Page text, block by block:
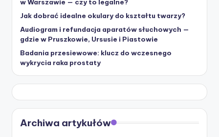
w Warszawie — czy to legalne?
Jak dobrać idealne okulary do kształtu twarzy?
Audiogram i refundacja aparatów słuchowych —
gdzie w Pruszkowie, Ursusie i Piastowie
Badania przesiewowe: klucz do wczesnego
wykrycia raka prostaty
Archiwa artykułów